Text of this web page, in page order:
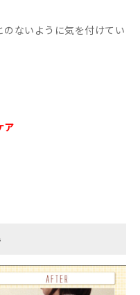
ないように気を付けてい
ア